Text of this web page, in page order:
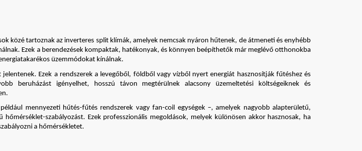
közé tartoznak az inverteres split klímák, amelyek nemcsak nyáron hűtenek, de átmeneti és enyhébb
Ezek a berendezések kompaktak, hatékonyak, és könnyen beépíthetők már meglévő otthonokba
üzemmódokat kínálnak.
Ezek a rendszerek a levegőből, földből vagy vízből nyert energiát hasznosítják fűtéshez és
beruházást igényelhet, hosszú távon megtérülnek alacsony üzemeltetési költségeiknek és
mennyezeti hűtés-fűtés rendszerek vagy fan-coil egységek –, amelyek nagyobb alapterületű,
szabályozást. Ezek professzionális megoldások, melyek különösen akkor hasznosak, ha
a hőmérsékletet.